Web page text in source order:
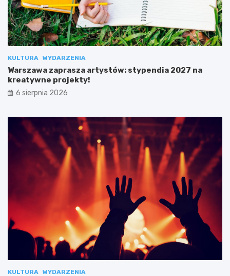
KULTURA WYDARZENIA
Warszawa zaprasza artystów: stypendia 2027 na
kreatywne projekty!
6 sierpnia 2026
KULTURA WYDARZENIA